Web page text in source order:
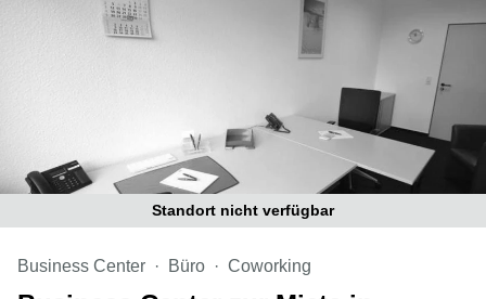
Seminarraum
Düsseldorf
mieten
Hamburg
Berlin
Mitte
Frankfurt
Standort nicht verfügbar
Business Center Büro Coworking